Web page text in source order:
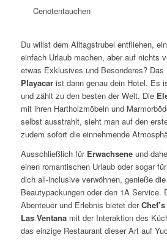
Cenotentauchen
Du willst dem Alltagstrubel entfliehen,
einfach Urlaub machen, aber auf nichts
etwas Exklusives und Besonderes? Das
Playacarist dann genau dein Hotel. Es
und zählt zu den besten der Welt. Die
mit ihren Hartholzmöbeln und
selbst ausstrahlt, sieht man auf den
zudem sofort die einnehmende
Ausschließlich für Erwachseneund
einen romantischen Urlaub oder sogar
dich all-inclusive verwöhnen, genieße
Beautypackungen oder den 1A Service.
Abenteuer und Erlebnis bietet der
Las Ventanamit der Interaktion des
das einzige Restaurant dieser Art auf